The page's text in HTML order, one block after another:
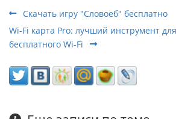
Скачать игру "Словоеб" бесплатно
Wi-Fi карта Pro: лучший инструмент
бесплатного Wi-Fi